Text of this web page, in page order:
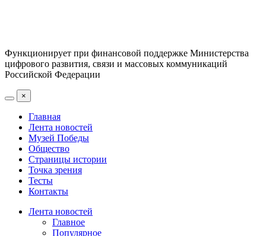
Функционирует при финансовой поддержке Министерства
цифрового развития, связи и массовых коммуникаций
Российской Федерации
×
Главная
Лента новостей
Музей Победы
Общество
Страницы истории
Точка зрения
Тесты
Контакты
Лента новостей
Главное
Популярное